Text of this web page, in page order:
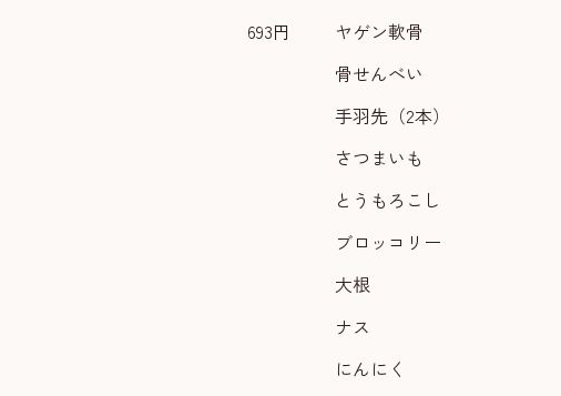
693円
ヤゲン軟骨
骨せんべい
手羽先（2本）
さつまいも
とうもろこし
ブロッコリー
大根
ナス
にんにく